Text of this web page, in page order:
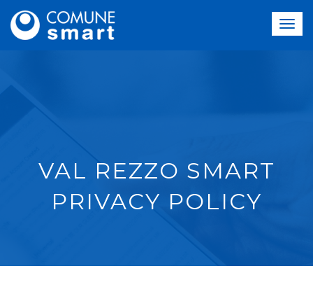
VAL REZZO SMART
PRIVACY POLICY